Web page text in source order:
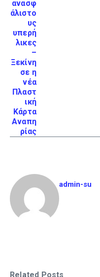
ανασφ
άλιστο
υς
υπερή
λικες
–
Ξεκίνη
σε η
νέα
Πλαστ
ική
Κάρτα
Αναπη
ρίας
admin-su
Related Posts